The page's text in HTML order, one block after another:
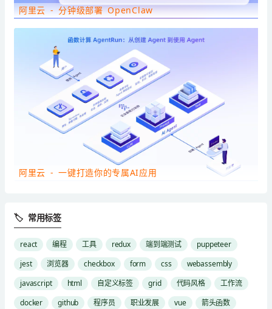
阿里云 - 分钟级部署 OpenClaw
阿里云 - 一键打造你的专属AI应用
🏷 常用标签
react 编程 工具 redux 端到端测试
puppeteer
jest
浏览器 checkbox form css
webassembly
javascript
html 自定义标签 grid 代码风格
工作流
docker
github 程序员 职业发展 vue
箭头函数